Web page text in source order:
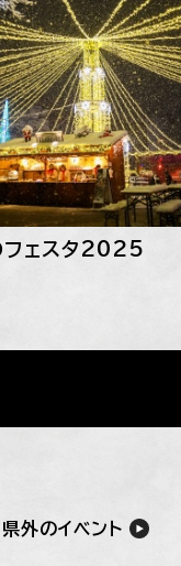
フェスタ2025
県外のイベント